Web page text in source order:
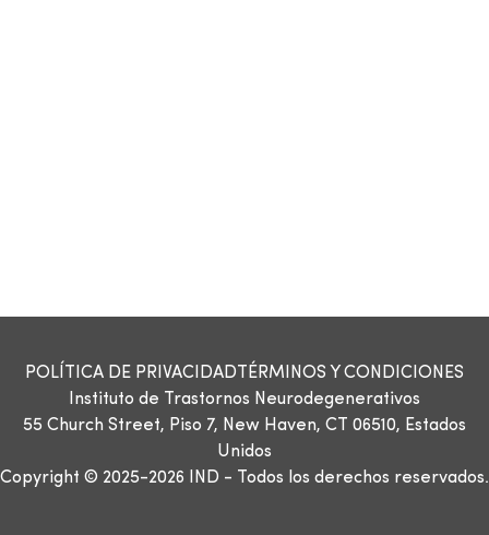
POLÍTICA DE PRIVACIDAD TÉRMINOS Y CONDICIONES
Instituto de Trastornos Neurodegenerativos
55 Church Street, Piso 7, New Haven, CT 06510, Estados
Unidos
Copyright © 2025-2026 IND - Todos los derechos reservados.